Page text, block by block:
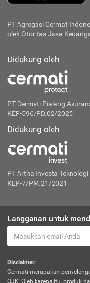
PT Agregasi Cermat
oleh Otoritas Jasa
Didukung oleh
PT Cermati Pialang
KEP-596/PD.02/2025
Didukung oleh
PT Artha Investa Teknologi
KEP-7/PM.21/2021
Langganan untuk
Disclaimer:
Cermati merupakan
OJK. Oleh karena itu, produk